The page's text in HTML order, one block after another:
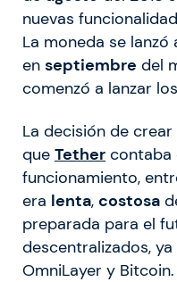
nuevas
La moneda se
en septiembre del
comenzó a lanzar los
La decisión de
que Tether contaba
funcionamiento,
era lenta, costosa
preparada para el
descentralizados,
OmniLayer y